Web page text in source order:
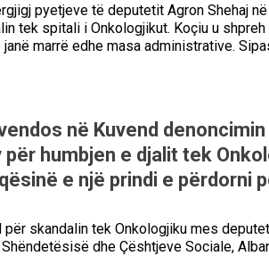
pyetjeve të deputetit Agron Shehaj në
tek spitali i Onkologjikut. Koçiu u shpreh
marrë edhe masa administrative.
në Kuvend denoncimin
humbjen e djalit tek
e një prindi e përdorni
për skandalin tek Onkologjiku mes
dhe Çështjeve Sociale,